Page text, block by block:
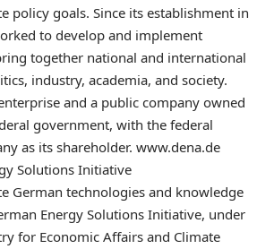
policy goals. Since its establishment in
to develop and implement
together national and international
industry, academia, and society.
and a public company owned
government, with the federal
as its shareholder. www.dena.de
Solutions Initiative
German technologies and knowledge
Energy Solutions Initiative, under
for Economic Affairs and Climate